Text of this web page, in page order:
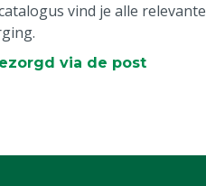
vind je alle relevante
via de post